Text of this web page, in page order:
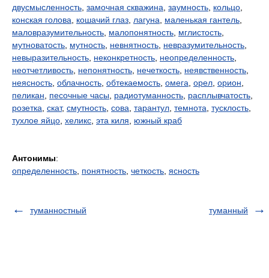
двусмысленность замочная скважина заумность кольцо
конская голова
кошачий глаз лагуна маленькая гантель
маловразумительность малопонятность мглистость
мутноватость мутность невнятность невразумительность
невыразительность неконкретность неопределенность
неотчетливость непонятность нечеткость неявственность
неясность облачность обтекаемость омега орел орион
пеликан
песочные часы радиотуманность расплывчатость
розетка скат, смутность сова тарантул темнота тусклость
тухлое яйцо хеликс эта киля южный краб
Антонимы:
определенность понятность четкость ясность
туманностный туманный